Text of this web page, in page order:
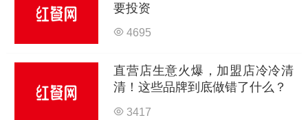
要投资
4695
直营店生意火爆，加盟店冷冷清
清！这些品牌到底做错了什么？
3417